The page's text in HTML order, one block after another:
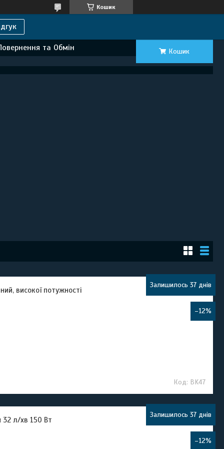
Кошик
та Обмін Кошик
–12%
Залишилось 37 днів
високої потужності
BK47
–12%
Залишилось 37 днів
32 л/хв 150 Вт